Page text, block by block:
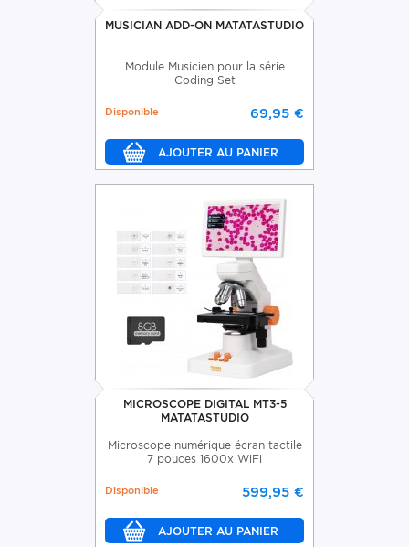
MUSICIAN ADD-ON MATATASTUDIO
Module Musicien pour la série
Coding Set
69,95 €
Disponible
MICROSCOPE DIGITAL MT3-5
MATATASTUDIO
Microscope numérique écran tactile
7 pouces 1600x WiFi
599,95 €
Disponible